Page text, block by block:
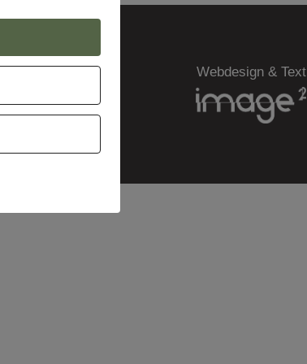
Webdesign & Text